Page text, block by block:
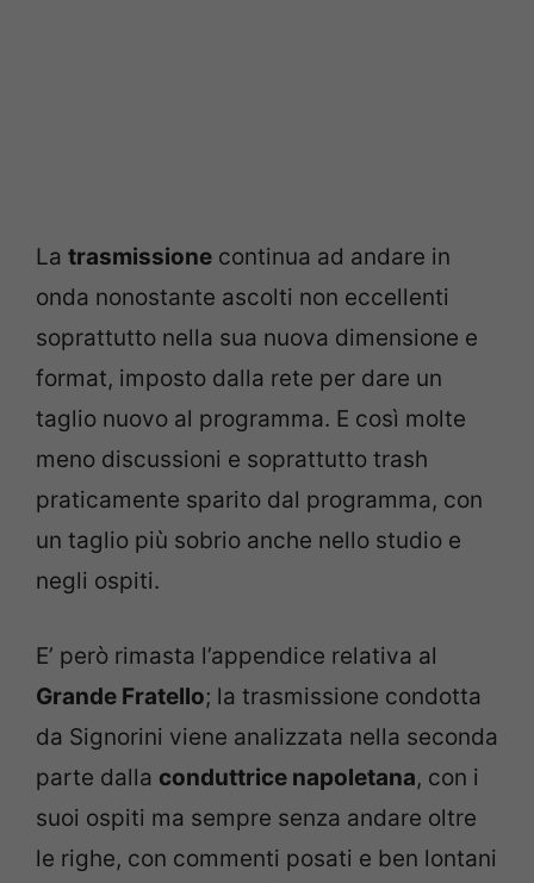
La trasmissione continua ad andare in
onda nonostante ascolti non eccellenti
soprattutto nella sua nuova dimensione e
format, imposto dalla rete per dare un
taglio nuovo al programma. E così molte
meno discussioni e soprattutto trash
praticamente sparito dal programma, con
un taglio più sobrio anche nello studio e
negli ospiti.
E’ però rimasta l’appendice relativa al
Grande Fratello; la trasmissione condotta
da Signorini viene analizzata nella seconda
parte dalla conduttrice napoletana, con i
suoi ospiti ma sempre senza andare oltre
le righe, con commenti posati e ben lontani